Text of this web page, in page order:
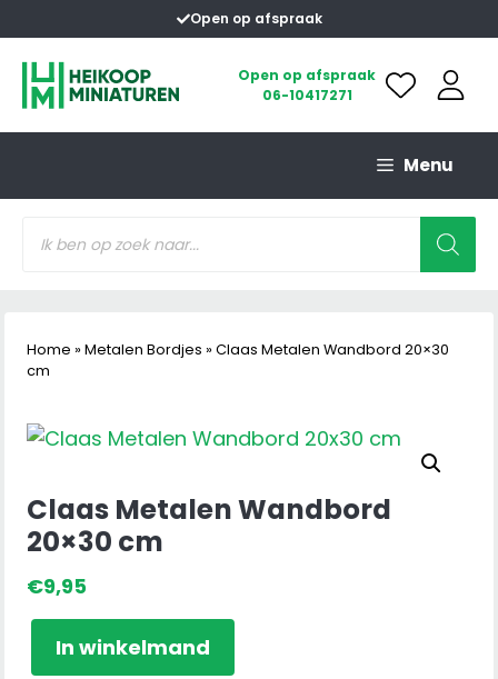
naar
inhoud
Open op afspraak
Open op afspraak
06-10417271
Menu
zoeken
Home » Metalen Bordjes » Claas Metalen Wandbord 20×30
cm
Claas Metalen Wandbord
20×30 cm
€9,95
Metalen
In winkelmand